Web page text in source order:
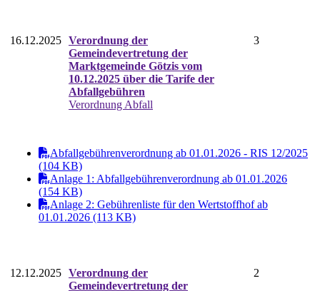
16.12.2025 Verordnung der
Gemeindevertretung der
Marktgemeinde Götzis vom
10.12.2025 über die Tarife der
Abfallgebühren
Verordnung Abfall
3
Abfallgebührenverordnung ab 01.01.2026 - RIS 12/2025
(104 KB)
Anlage 1: Abfallgebührenverordnung ab 01.01.2026
(154 KB)
Anlage 2: Gebührenliste für den Wertstoffhof ab
01.01.2026 (113 KB)
12.12.2025 Verordnung der
Gemeindevertretung der
2